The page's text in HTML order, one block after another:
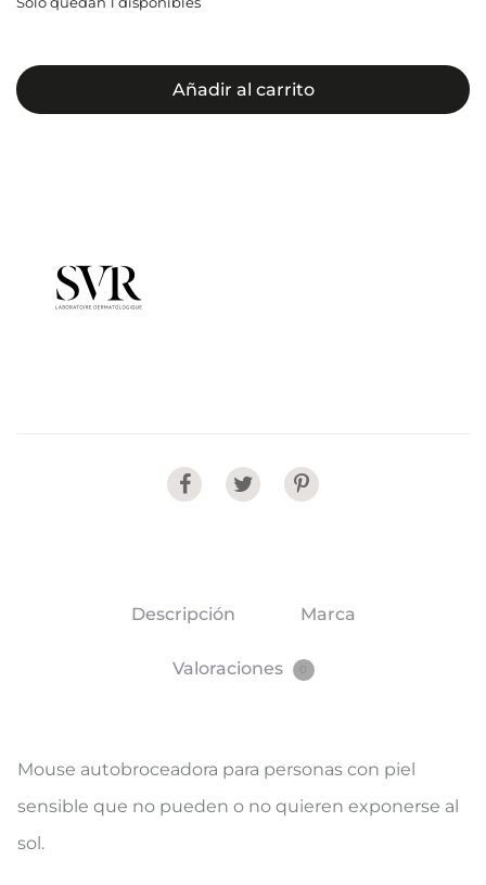
Añadir al carrito
Share
Descripción Marca
Valoraciones
Mouse autobroceadora para personas con piel
sensible que no pueden o no quieren exponerse al
sol.